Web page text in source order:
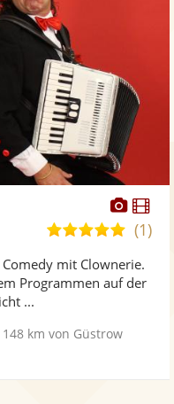
Fotos
5,0
5
(1)
mit Clownerie.
Programmen auf der
...
148 km von Güstrow